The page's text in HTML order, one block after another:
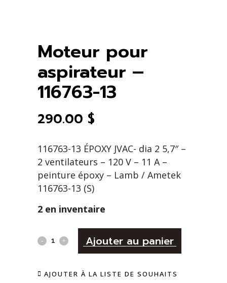
Moteur pour
aspirateur –
116763-13
290.00 $
116763-13 ÉPOXY JVAC- dia 2 5,7″ –
2 ventilateurs – 120 V – 11 A –
peinture époxy – Lamb / Ametek
116763-13 (S)
2 en inventaire
Moteur
aspirateur
Ajouter au panier
AJOUTER À LA LISTE DE SOUHAITS